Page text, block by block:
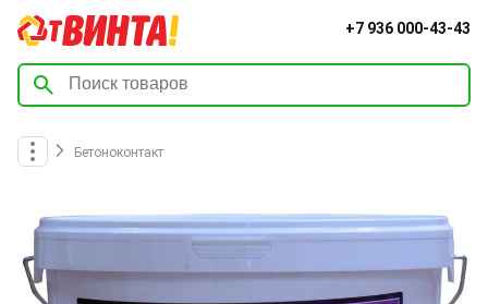
+7 936 000-43-43
Бетоноконтакт